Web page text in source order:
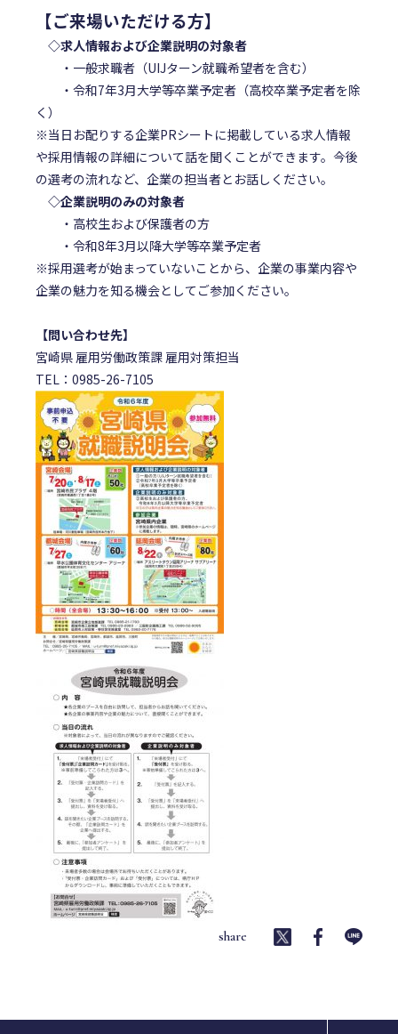
【ご来場いただける方】
◇求人情報および企業説明の対象者
・一般求職者（UIJターン就職希望者を含む）
・令和7年3月大学等卒業予定者（高校卒業予定者を除
く）
※当日お配りする企業PRシートに掲載している求人情報
や採用情報の詳細について話を聞くことができます。今後
の選考の流れなど、企業の担当者とお話しください。
◇企業説明のみの対象者
・高校生および保護者の方
・令和8年3月以降大学等卒業予定者
※採用選考が始まっていないことから、企業の事業内容や
企業の魅力を知る機会としてご参加ください。
【問い合わせ先】
宮崎県 雇用労働政策課 雇用対策担当
TEL：0985-26-7105
share